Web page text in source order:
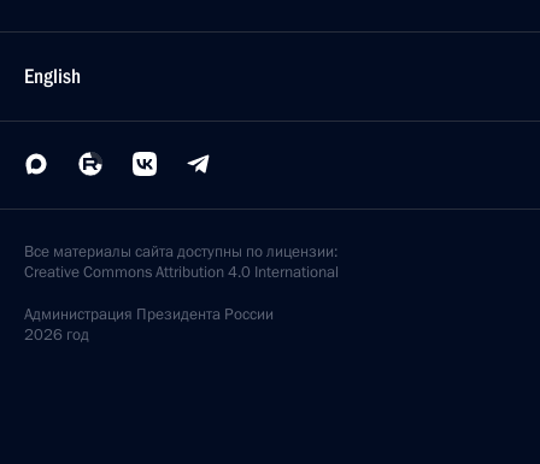
English
Все материалы сайта доступны по лицензии:
Creative Commons Attribution 4.0 International
Администрация Президента России
2026 год